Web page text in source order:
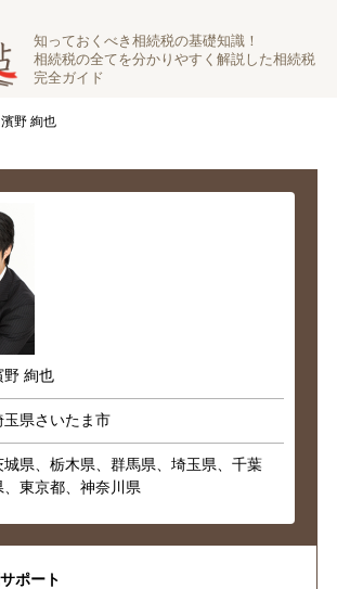
知っておくべき相続税の基礎知識！
相続税の全てを分かりやすく解説した相続税
完全ガイド
濱野 絢也
野 絢也
玉県さいたま市
城県、栃木県、群馬県、埼玉県、千葉
、東京都、神奈川県
ポート